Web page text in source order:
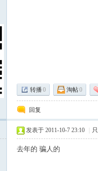
转播0 淘帖0
回复
发表于 2011-10-7 23:10
去年的 骗人的